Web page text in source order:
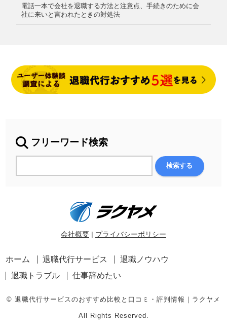
電話一本で会社を退職する方法と注意点、手続きのために会
社に来いと言われたときの対処法
フリーワード検索
会社概要 | プライバシーポリシー
ホーム 退職代行サービス
退職ノウハウ
退職トラブル
仕事辞めたい
© 退職代行サービスのおすすめ比較と口コミ・評判情報｜ラクヤメ
All Rights Reserved.